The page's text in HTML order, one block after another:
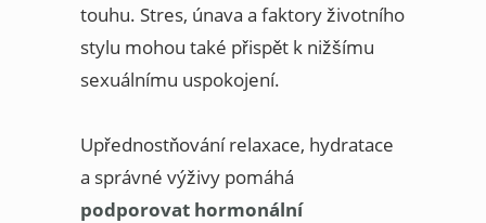
touhu. Stres, únava a faktory životního
stylu mohou také přispět k nižšímu
sexuálnímu uspokojení.
Upřednostňování relaxace, hydratace
a správné výživy pomáhá
podporovat hormonální